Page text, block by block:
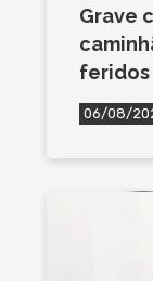
Grave
feridos
06/08/